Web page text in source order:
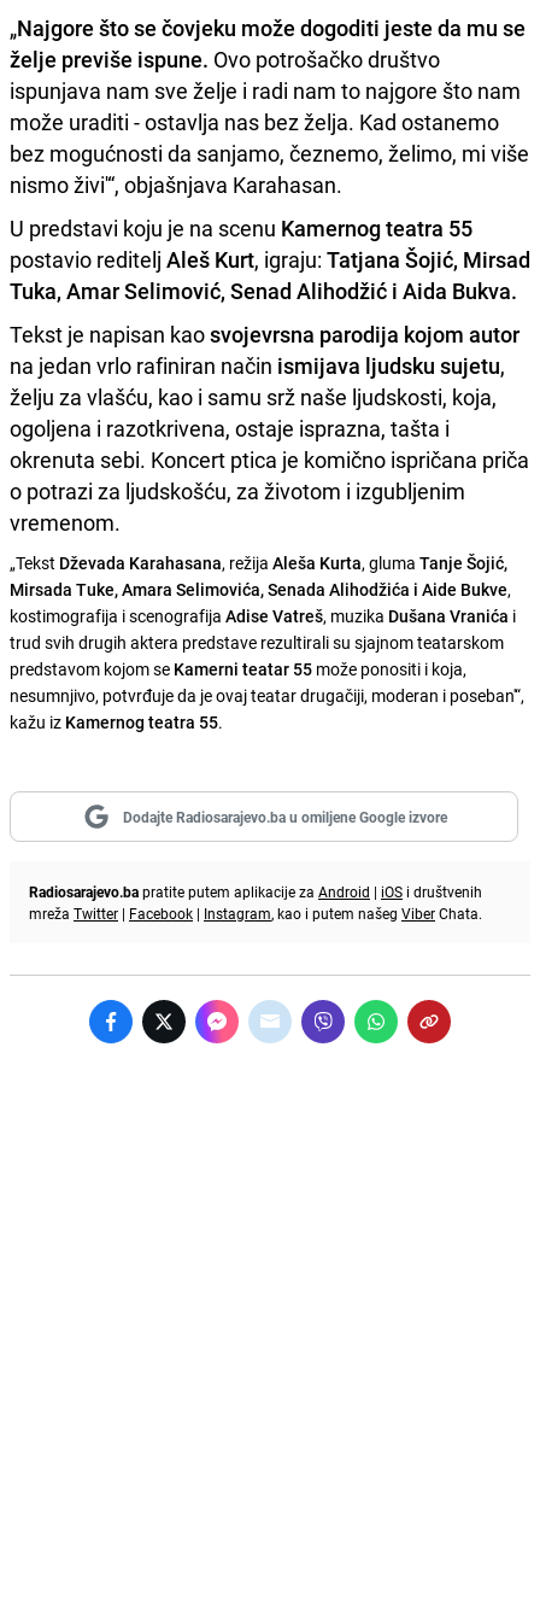
„Najgore što se čovjeku može dogoditi jeste da mu se
želje previše ispune. Ovo potrošačko društvo
ispunjava nam sve želje i radi nam to najgore što nam
može uraditi - ostavlja nas bez želja. Kad ostanemo
bez mogućnosti da sanjamo, čeznemo, želimo, mi više
nismo živi'“, objašnjava Karahasan.
U predstavi koju je na scenu Kamernog teatra 55
postavio reditelj Aleš Kurt, igraju: Tatjana Šojić, Mirsad
Tuka, Amar Selimović, Senad Alihodžić i Aida Bukva.
Tekst je napisan kaosvojevrsna parodija kojom autor
na jedan vrlo rafiniran način ismijava ljudsku sujetu,
želju za vlašću, kao i samu srž naše ljudskosti, koja,
ogoljena i razotkrivena, ostaje isprazna, tašta i
okrenuta sebi. Koncert ptica je komično ispričana priča
o potrazi za ljudskošću, za životom i izgubljenim
vremenom.
„Tekst Dževada Karahasana, režija Aleša Kurta, gluma Tanje Šojić,
Mirsada Tuke, Amara Selimovića, Senada Alihodžića i Aide Bukve,
kostimografija i scenografija Adise Vatreš, muzika Dušana Vranića i
trud svih drugih aktera predstave rezultirali su sjajnom teatarskom
predstavom kojom se Kamerni teatar 55 može ponositi i koja,
nesumnjivo, potvrđuje da je ovaj teatar drugačiji, moderan i poseban'“,
kažu iz Kamernog teatra 55.
Dodajte Radiosarajevo.ba u omiljene Google izvore
Radiosarajevo.bapratite putem aplikacije za Android | iOS i društvenih
mreža Twitter | Facebook | Instagram, kao i putem našeg ViberChata.